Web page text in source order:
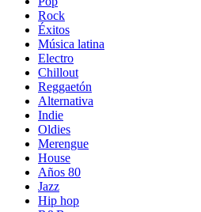
Rock
Éxitos
Música latina
Electro
Chillout
Reggaetón
Alternativa
Indie
Oldies
Merengue
House
Años 80
Jazz
Hip hop